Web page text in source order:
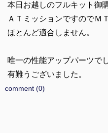
本日お越しのフルキット御
ＡＴミッションですのでＭ
ほとんど適合しません。
唯一の性能アップパーツで
有難うございました。
comment (0)